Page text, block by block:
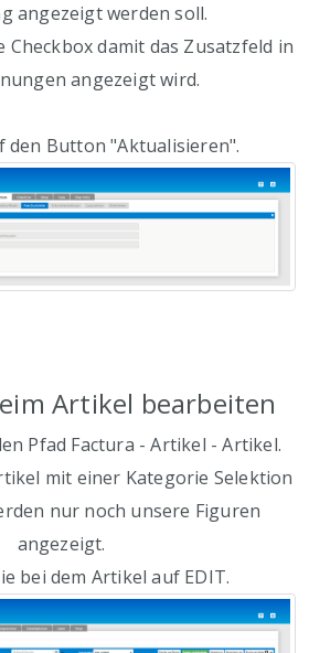
angezeigt werden soll.
Checkbox damit das Zusatzfeld in
angezeigt wird.
den Button "Aktualisieren".
Artikel bearbeiten
Pfad Factura - Artikel - Artikel.
mit einer Kategorie Selektion
nur noch unsere Figuren
angezeigt.
bei dem Artikel auf EDIT.